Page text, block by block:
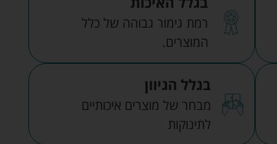
רמת גימור גבוהה של כלל
המוצרים.
בגלל הגיוון
מבחר של מוצרים איכותיים
לתינוקות